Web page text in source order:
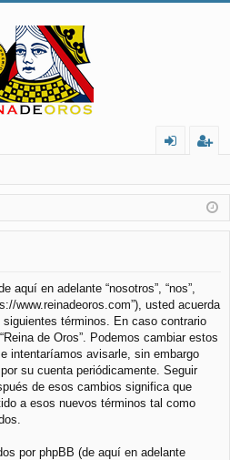
nt
ifi
rs
e
ist
ra
aquí en adelante “nosotros”, “nos”,
www.reinadeoros.com”), usted acuerda
términos. En caso contrario
de Oros”. Podemos cambiar estos
intentaríamos avisarle, sin embargo
su cuenta periódicamente. Seguir
de esos cambios significa que
a esos nuevos términos tal como
por phpBB (de aquí en adelante